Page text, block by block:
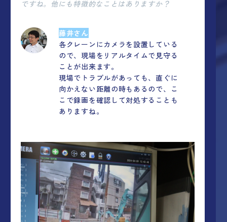
ですね。他にも特徴的なことはありますか？
藤井さん
各クレーンにカメラを設置している
ので、現場をリアルタイムで見守る
ことが出来ます。
現場でトラブルがあっても、直ぐに
向かえない距離の時もあるので、こ
こで録画を確認して対処することも
ありますね。